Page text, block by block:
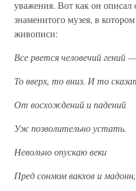
уважения. Вот как он описал
знаменитого музея, в
живописи:
Все рвется человечий гений —
То вверх, то вниз. И то
От восхождений и падений
Уж позволительно устать.
Невольно опускаю веки
Пред сонмом вакхов и мадонн,